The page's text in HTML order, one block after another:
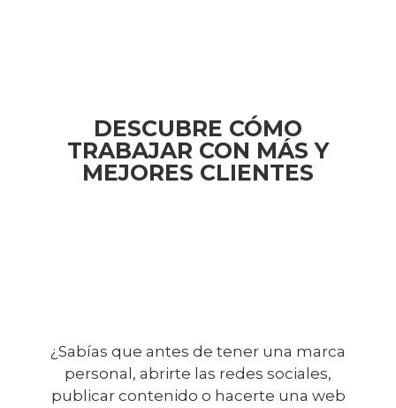
DESCUBRE CÓMO
TRABAJAR CON MÁS Y
MEJORES CLIENTES
¿Sabías que antes de tener una marca
personal, abrirte las redes sociales,
publicar contenido o hacerte una web